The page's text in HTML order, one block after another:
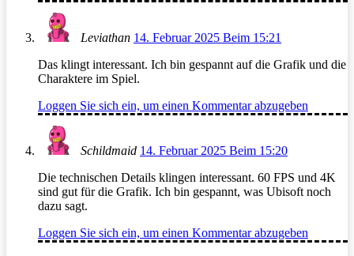
Leviathan 14. Februar 2025 Beim 15:21
Das klingt interessant. Ich bin gespannt auf die Grafik und die
Charaktere im Spiel.
Loggen Sie sich ein, um einen Kommentar abzugeben
Schildmaid 14. Februar 2025 Beim 15:20
Die technischen Details klingen interessant. 60 FPS und 4K
sind gut für die Grafik. Ich bin gespannt, was Ubisoft noch
dazu sagt.
Loggen Sie sich ein, um einen Kommentar abzugeben